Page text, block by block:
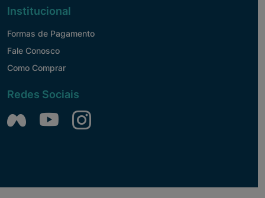
Institucional
Formas de Pagamento
Fale Conosco
Como Comprar
Redes Sociais